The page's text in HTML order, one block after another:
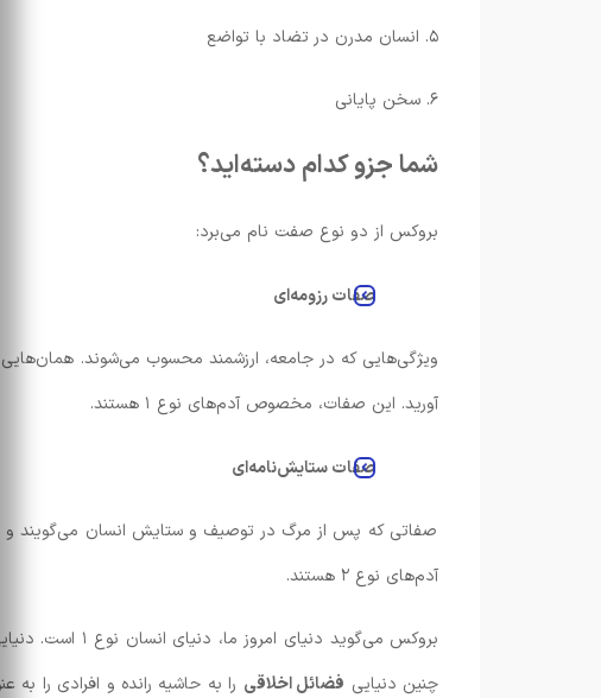
۵. انسان مدرن در تضاد با تواضع
۶. سخن پایانی
شما جزو کدام دسته‌اید؟
بروکس از دو نوع صفت نام می‌برد:
صفات رزومه‌ای
ویژگی‌هایی که در جامعه، ارزشمند محسوب می‌شوند.
آورید. این صفات، مخصوص آدم‌های نوع ۱ هستند.
صفات ستایش‌نامه‌ای
صفاتی که پس از مرگ در توصیف و ستایش انسان می‌گویند و
آدم‌های نوع ۲ هستند.
بروکس می‌گوید دنیای امروز ما، دنیای انسان نوع ۱ است. دنیایی که
چنین دنیایی فضائل اخلاقی را به حاشیه رانده و افرادی را